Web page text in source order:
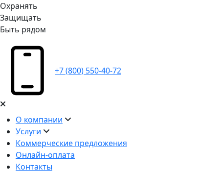
Охранять
Защищать
Быть рядом
+7 (800) 550-40-72
О компании
Услуги
Коммерческие предложения
Онлайн-оплата
Контакты